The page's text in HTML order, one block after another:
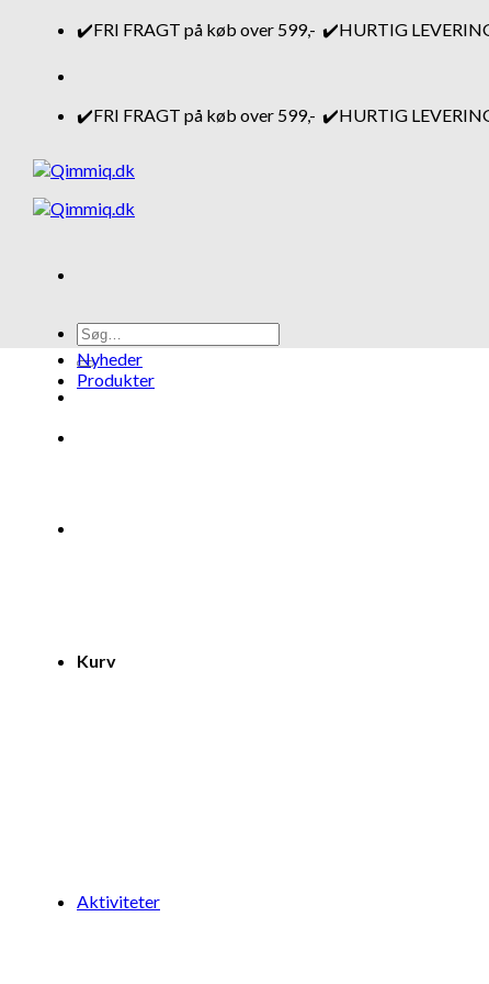
Fortsæt
✔️FRI FRAGT på køb over 599,- ✔️HURTIG
✔️FRI FRAGT på køb over 599,- ✔️HURTIG
Søg
efter:
Kurv
Nyheder
Produkter
Aktiviteter